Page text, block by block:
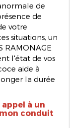
de
de
votre
situations, un
RAMONAGE
l'état de vos
aide à
la durée
à un
conduit